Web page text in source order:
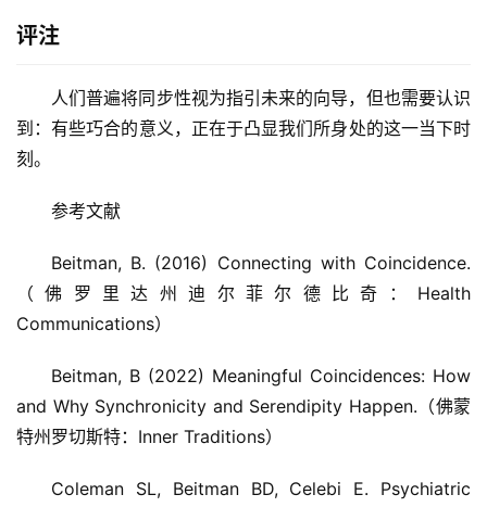
评注
人们普遍将同步性视为指引未来的向导，但也需要认识
到：有些巧合的意义，正在于凸显我们所身处的这一当下时
刻。
参考文献
Beitman, B. (2016) Connecting with Coincidence.
（佛罗里达州迪尔菲尔德比奇：Health
Communications）
Beitman, B (2022) Meaningful Coincidences: How
and Why Synchronicity and Serendipity Happen.（佛蒙
特州罗切斯特：Inner Traditions）
Coleman SL, Beitman BD, Celebi E. Psychiatric